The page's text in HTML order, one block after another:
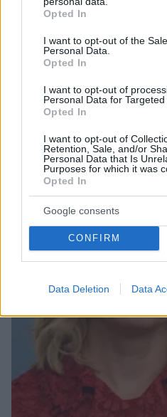
grant or deny consent to
use your data for below
consent section.
Opted In
I want to opt-out of the
Personal Data.
Opted In
I want to opt-out of
Personal Data for Targeted
Opted In
I want to opt-out of
Retention, Sale, and/or
Personal Data that Is
Purposes for which it was
Opted In
Google consents
CONFIRM
Data Deletion Data
Ξεκίνησε η δίκη του γιού της
Μέτε-Μάριτ: Δήλωσε αθώος